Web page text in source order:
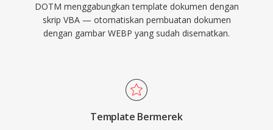
DOTM menggabungkan template dokumen dengan
skrip VBA — otomatiskan pembuatan dokumen
dengan gambar WEBP yang sudah disematkan.
Template Bermerek